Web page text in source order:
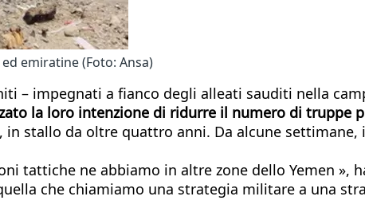
emiratine (Foto: Ansa)
– impegnati a fianco degli alleati sauditi nella
la loro intenzione di ridurre il numero di truppe
stallo da oltre quattro anni. Da alcune
tattiche ne abbiamo in altre zone dello Yemen »,
che chiamiamo una strategia militare a una